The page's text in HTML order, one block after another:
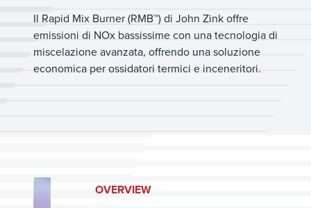
Il Rapid Mix Burner (RMB™) di John Zink offre
emissioni di NOx bassissime con una tecnologia di
miscelazione avanzata, offrendo una soluzione
economica per ossidatori termici e inceneritori.
OVERVIEW